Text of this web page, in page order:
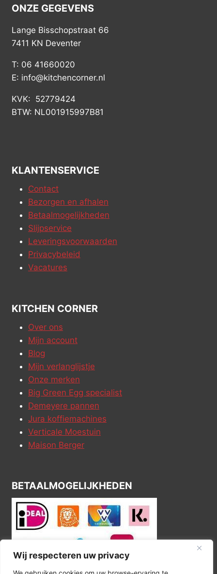
Wij respecteren uw privacy
ONZE GEGEVENS
Lange Bisschopstraat 66
7411 KN Deventer
T: 06 41660020
E: info@kitchencorner.nl
KVK: 52779424
BTW: NL001915997B81
KLANTENSERVICE
Contact
Bezorgen en afhalen
Betaalmogelijkheden
Slijpservice
Leveringsvoorwaarden
Privacybeleid
Vacatures
KITCHEN CORNER
Over ons
Mijn account
Blog
Mijn verlanglijstje
Onze merken
Big Green Egg specialist
Demeyere pannen
Jura koffiemachines
Verticale Moestuin
Maison Berger
BETAALMOGELIJKHEDEN